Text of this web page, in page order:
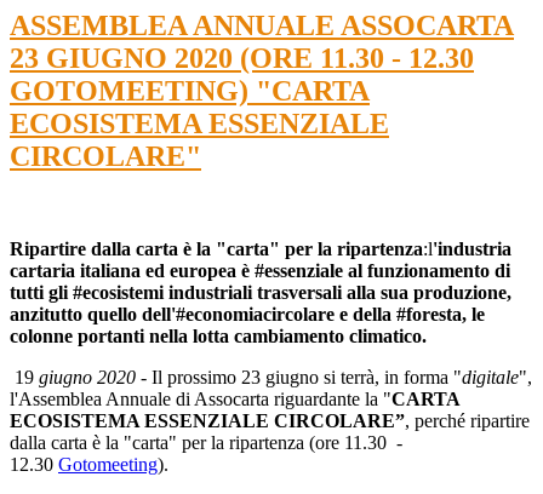
ASSEMBLEA ANNUALE ASSOCARTA
23 GIUGNO 2020 (ORE 11.30 - 12.30
GOTOMEETING) "CARTA
ECOSISTEMA ESSENZIALE
CIRCOLARE"
Ripartire dalla carta è la "carta" per la ripartenza:l'industria
cartaria italiana ed europea è #essenziale al funzionamento di
tutti gli #ecosistemi industriali trasversali alla sua produzione,
anzitutto quello dell'#economiacircolare e della #foresta, le
colonne portanti nella lotta cambiamento climatico.
19 giugno 2020 - Il prossimo 23 giugno si terrà, in forma "digitale",
l'Assemblea Annuale di Assocarta riguardante la "CARTA
ECOSISTEMA ESSENZIALE CIRCOLARE”, perché ripartire
dalla carta è la "carta" per la ripartenza (ore 11.30 -
12.30 Gotomeeting).